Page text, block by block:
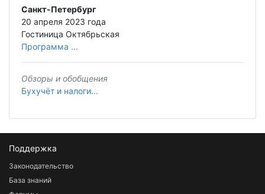
Санкт-Петербург
20 апреля 2023 года
Гостиница Октябрьская
Программа ...
Обзоры и обобщения
Бухучёт и налоги...
Поддержка
Законодательство
База знаний